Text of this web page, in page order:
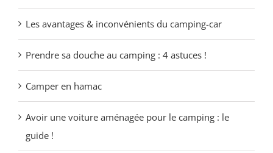
Les avantages & inconvénients du camping-car
Prendre sa douche au camping : 4 astuces !
Camper en hamac
Avoir une voiture aménagée pour le camping : le
guide !